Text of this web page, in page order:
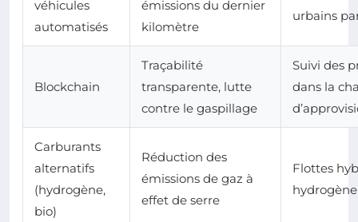
véhicules
automatisés
émissions du dernier
kilomètre
urbains
Blockchain
Traçabilité
transparente, lutte
contre le gaspillage
Suivi des
dans la
Carburants
alternatifs
(hydrogène,
bio)
Réduction des
émissions de gaz à
effet de serre
Flottes
hydrogène